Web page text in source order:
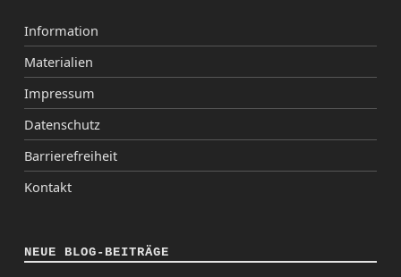
Information
Materialien
Impressum
Datenschutz
Barrierefreiheit
Kontakt
NEUE BLOG-BEITRÄGE